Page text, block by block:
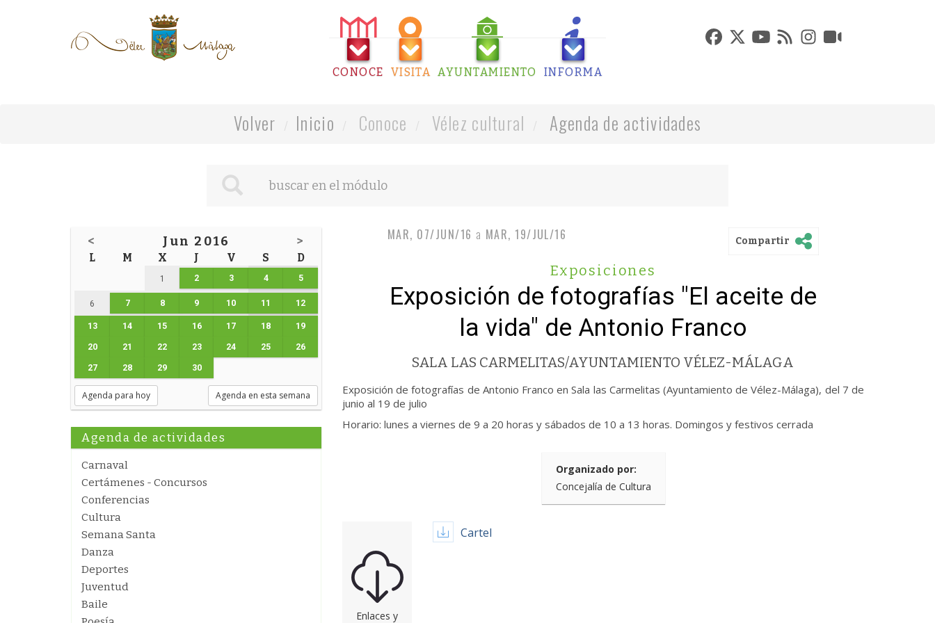
CONOCE VISITA AYUNTAMIENTO INFORMA
Volver Inicio Conoce Vélez cultural Agenda de actividades
< Jun 2016 >
L M X J V S D
1 2 3 4 5
6 7 8 9 10 11 12
13 14 15 16 17 18 19
20 21 22 23 24 25 26
27 28 29 30
Agenda para hoy Agenda en esta semana
Agenda de actividades
Carnaval
Certámenes - Concursos
Conferencias
Cultura
Semana Santa
Danza
Deportes
Juventud
Baile
MAR, 07/JUN/16 a MAR, 19/JUL/16 Compartir
Exposiciones
Exposición de fotografías "El aceite de
la vida" de Antonio Franco
SALA LAS CARMELITAS/AYUNTAMIENTO VÉLEZ-MÁLAGA
Exposición de fotografías de Antonio Franco en Sala las Carmelitas (Ayuntamiento de Vélez-Málaga), del 7 de
junio al 19 de julio
Horario: lunes a viernes de 9 a 20 horas y sábados de 10 a 13 horas. Domingos y festivos cerrada
Organizado por:
Concejalía de Cultura
Enlaces y
Cartel